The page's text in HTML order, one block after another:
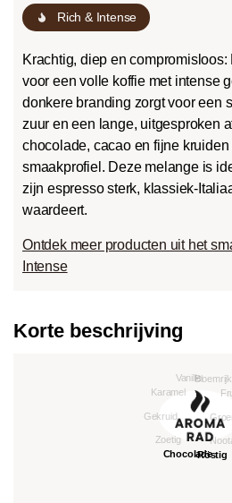
Rich & Intense
Krachtig, diep en
voor een volle koffie met intense
donkere branding zorgt voor een
zuur en een lange, uitgesproken
chocolade, cacao en fijne
smaakprofiel. Deze melange is
zijn espresso sterk, klassiek-
waardeert.
Ontdek meer producten uit het
Intense
Korte beschrijving